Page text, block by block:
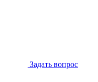
Задать вопрос